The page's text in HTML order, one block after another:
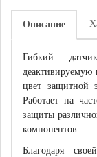
Описание
Гибкий
деактивируемую
цвет защитной
Работает на
защиты
компонентов.
Благодаря